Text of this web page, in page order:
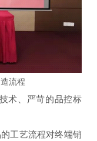
流程
术、严苛的品控标
工艺流程对终端销